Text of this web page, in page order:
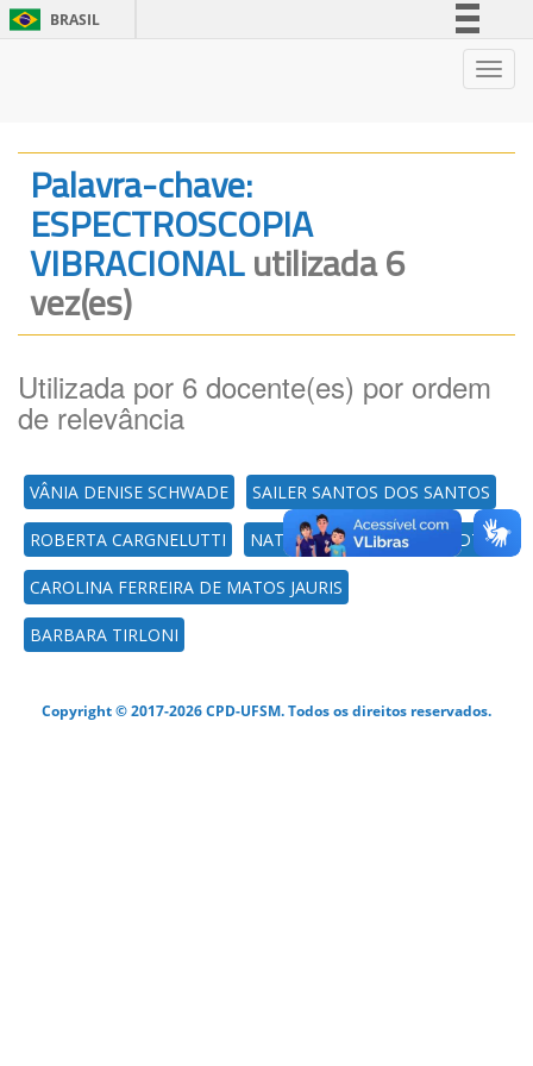
BRASIL
Palavra-chave:
ESPECTROSCOPIA
VIBRACIONALutilizada 6
vez(es)
Utilizada por 6 docente(es) por ordem
de relevância
VÂNIA DENISE SCHWADE SAILER SANTOS DOS SANTOS
ROBERTA CARGNELUTTI NATÁLIA DE FREITAS DAUDT
CAROLINA FERREIRA DE MATOS JAURIS
BARBARA TIRLONI
Copyright © 2017-2026 CPD-UFSM. Todos os direitos reservados.